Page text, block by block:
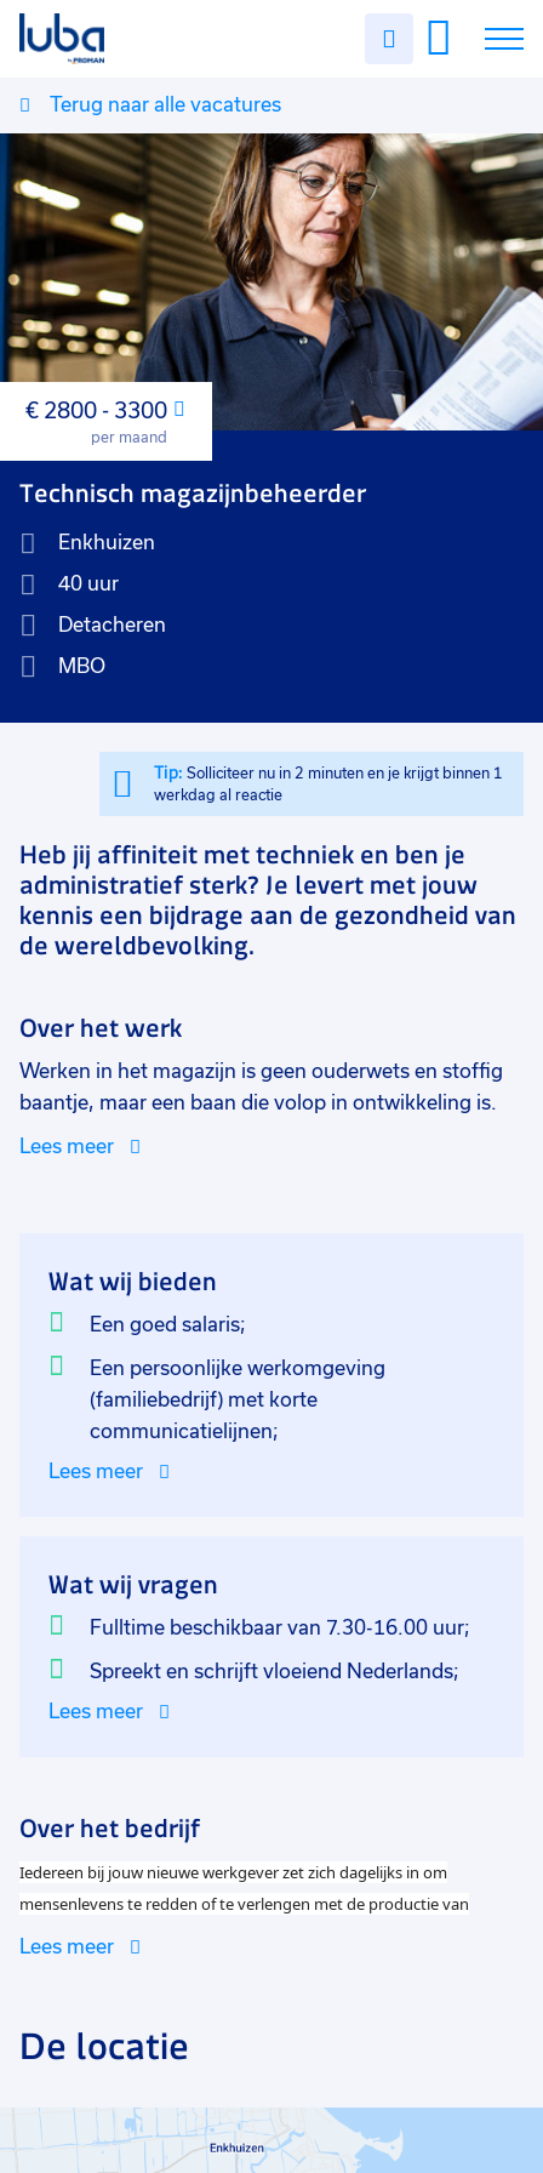
Uren
Vacatures
Over ons
Voor werkgevers
Contact
Terug naar alle vacatures
€ 2800 - 3300
per maand
Technisch magazijnbeheerder
Enkhuizen
40 uur
Detacheren
MBO
Tip: Solliciteer nu in 2 minuten en je krijgt binnen 1
werkdag al reactie
Heb jij affiniteit met techniek en ben je
administratief sterk? Je levert met jouw
kennis een bijdrage aan de gezondheid van
de wereldbevolking.
Over het werk
Werken in het magazijn is geen ouderwets en stoffig
baantje, maar een baan die volop in ontwikkeling is.
Ze zijn continu bezig met het ontwikkelen van nieuwe
levertijden beheren, het retour zenden van artikelen
aan leveranciers, voorraadcontroles uitvoeren,
inrichting van het magazijn up-to-date houden etc. en
de complete administratie. Het is fysiek geen zwaar
werk. Verder heb je veel contact met je collega's die
vaak langskomen voor onderdelen die ze nodig
hebben voor het onderhoud in de fabriek. Dus werken
Lees meer
Wat wij bieden
Een goed salaris;
Een persoonlijke werkomgeving
(familiebedrijf) met korte
communicatielijnen;
Lees meer
Wat wij vragen
Fulltime beschikbaar van 7.30-16.00 uur;
Spreekt en schrijft vloeiend Nederlands;
Lees meer
Over het bedrijf
Iedereen bij jouw nieuwe werkgever zet zich dagelijks in om
mensenlevens te redden of te verlengen met de productie van
kunststofproducten voor de verpakking van infusie-, transfusie- en
bijvoorbeeld bloed- en infuuszakken te maken. Jij en je collega's
worden erdoor gedreven om dagelijks een belangrijke
Lees meer
De locatie